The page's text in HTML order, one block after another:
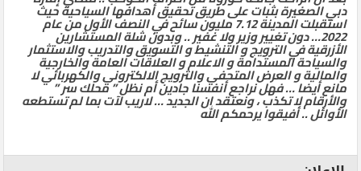
دبي الصغيرة بثبات على طريق تحقيق أهدافها السياحية حيث
استقبلت المدينة 7.12 مليون سائح في النصف الأول من عام
2022… دون تغيير وزير ولا غفير .. وبدون شلة المستشارين
الأزرقية في الترويج و التنشيط و التسويق والتدريب والاستثمار
والسياحة المستدامة و الاعلام و العلاقات العامة والخارجية
والمالية و العرض المتحفي والترويج الالكتروني والكهربائي لا
مانع أيضا … فهل نراجع أنفسنا جادين أم نظل ” محلك سر ”
والأرقام لا تكذب ، ونعتقد ان الجديد … لاريب لآت بما لم تستطعه
الأوائل .. أفيقوا يرحمكم الله